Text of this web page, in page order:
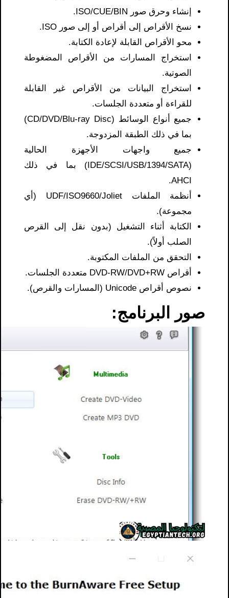
إنشاء وحرق صور ISO/CUE/BIN.
نسخ الأقراص إلى أقراص أو إلى صور ISO.
محو الأقراص القابلة لإعادة الكتابة.
استخراج المسارات من الأقراص المضغوطة
الصوتية.
استخراج البيانات من الأقراص غير القابلة
للقراءة أو متعددة الجلسات.
جميع أنواع الوسائط (CD/DVD/Blu-ray Disc)
بما في ذلك الطبقة المزدوجة.
جميع واجهات الأجهزة الحالية
(IDE/SCSI/USB/1394/SATA) بما في ذلك
AHCI.
أنظمة الملفات UDF/ISO9660/Joliet (أي
مجموعة).
الكتابة أثناء التشغيل (بدون نقل إلى القرص
الصلب أولاً).
التحقق من الملفات المكتوبة.
أقراص DVD-RW/DVD+RW متعددة الجلسات.
نصوص أقراص Unicode (المسارات والقرص).
صور البرنامج: